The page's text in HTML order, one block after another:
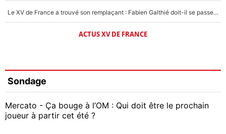
Le XV de France a trouvé son remplaçant : Fabien Galthié doit-il se passer d'Antoine Dupont ?
ACTUS XV DE FRANCE
Sondage
Mercato - Ça bouge à l’OM : Qui doit être le prochain
joueur à partir cet été ?